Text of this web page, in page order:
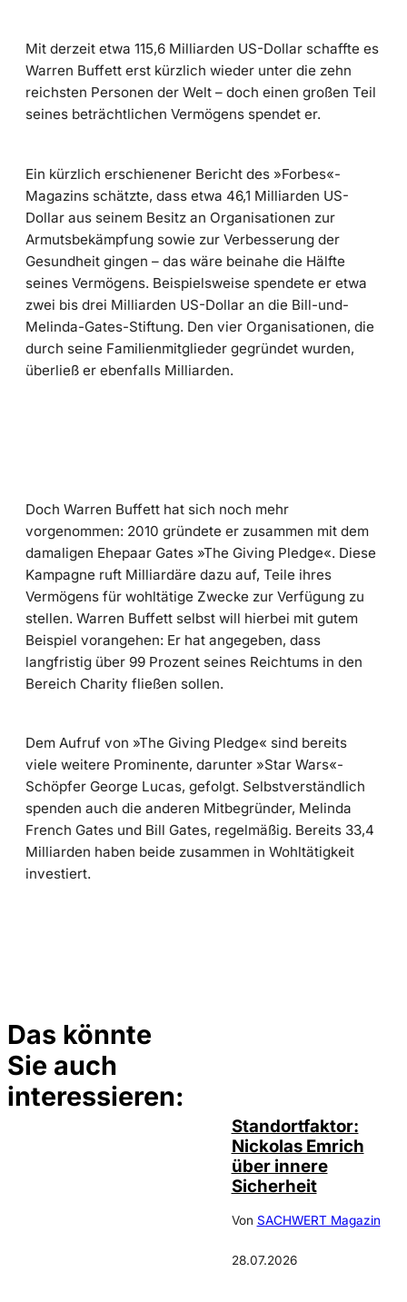
Mit derzeit etwa 115,6 Milliarden US-Dollar schaffte es
Warren Buffett erst kürzlich wieder unter die zehn
reichsten Personen der Welt – doch einen großen Teil
seines beträchtlichen Vermögens spendet er.
Ein kürzlich erschienener Bericht des »Forbes«-
Magazins schätzte, dass etwa 46,1 Milliarden US-
Dollar aus seinem Besitz an Organisationen zur
Armutsbekämpfung sowie zur Verbesserung der
Gesundheit gingen – das wäre beinahe die Hälfte
seines Vermögens. Beispielsweise spendete er etwa
zwei bis drei Milliarden US-Dollar an die Bill-und-
Melinda-Gates-Stiftung. Den vier Organisationen, die
durch seine Familienmitglieder gegründet wurden,
überließ er ebenfalls Milliarden.
Doch Warren Buffett hat sich noch mehr
vorgenommen: 2010 gründete er zusammen mit dem
damaligen Ehepaar Gates »The Giving Pledge«. Diese
Kampagne ruft Milliardäre dazu auf, Teile ihres
Vermögens für wohltätige Zwecke zur Verfügung zu
stellen. Warren Buffett selbst will hierbei mit gutem
Beispiel vorangehen: Er hat angegeben, dass
langfristig über 99 Prozent seines Reichtums in den
Bereich Charity fließen sollen.
Dem Aufruf von »The Giving Pledge« sind bereits
viele weitere Prominente, darunter »Star Wars«-
Schöpfer George Lucas, gefolgt. Selbstverständlich
spenden auch die anderen Mitbegründer, Melinda
French Gates und Bill Gates, regelmäßig. Bereits 33,4
Milliarden haben beide zusammen in Wohltätigkeit
investiert.
Das könnte
Sie auch
interessieren:
Standortfaktor:
Nickolas Emrich
über innere
Sicherheit
Von SACHWERT Magazin
28.07.2026